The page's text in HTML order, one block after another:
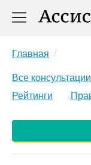
Главная
Все консультации
Рейтинги